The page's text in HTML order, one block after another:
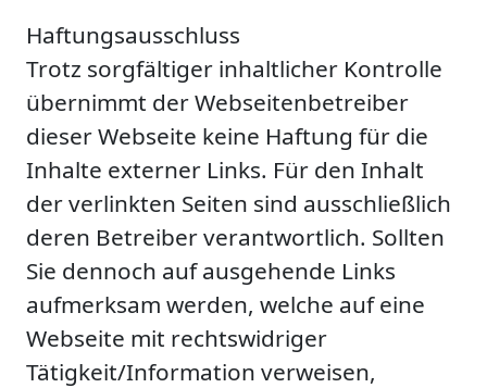
Haftungsausschluss
Trotz sorgfältiger inhaltlicher Kontrolle
übernimmt der Webseitenbetreiber
dieser Webseite keine Haftung für die
Inhalte externer Links. Für den Inhalt
der verlinkten Seiten sind ausschließlich
deren Betreiber verantwortlich. Sollten
Sie dennoch auf ausgehende Links
aufmerksam werden, welche auf eine
Webseite mit rechtswidriger
Tätigkeit/Information verweisen,